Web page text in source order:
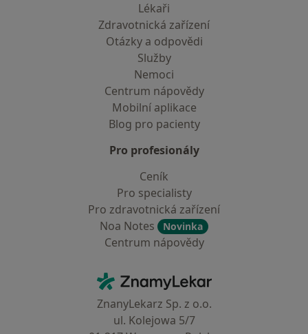
Lékaři
Zdravotnická zařízení
Otázky a odpovědi
Služby
Nemoci
Centrum nápovědy
Mobilní aplikace
Blog pro pacienty
Pro profesionály
Ceník
Pro specialisty
Pro zdravotnická zařízení
Noa Notes
Novinka
Centrum nápovědy
ZnamyLekar - Hlavní stránka
ZnanyLekarz Sp. z o.o.
ul. Kolejowa 5/7